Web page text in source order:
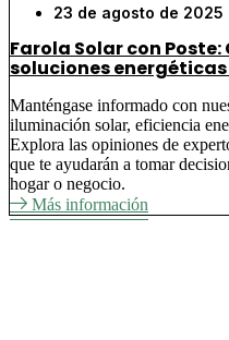
23 de agosto de 2025
Farola Solar con
soluciones
Manténgase informado con
iluminación solar, eficiencia
Explora las opiniones de
que te ayudarán a tomar
hogar o negocio.
Más información